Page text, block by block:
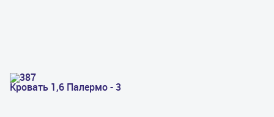
Кровать 1,6 Палермо - 3